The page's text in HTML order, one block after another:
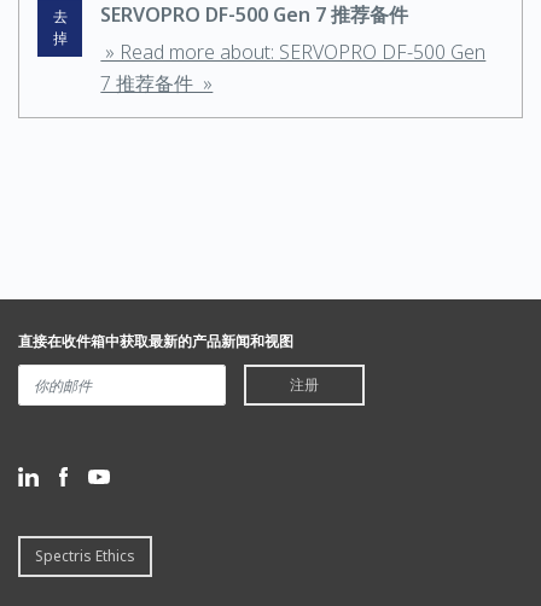
去
掉
SERVOPRO DF-500 Gen 7 推荐备件
» Read more about: SERVOPRO DF-500 Gen
7 推荐备件 »
直接在收件箱中获取最新的产品新闻和视图
注册
Spectris Ethics